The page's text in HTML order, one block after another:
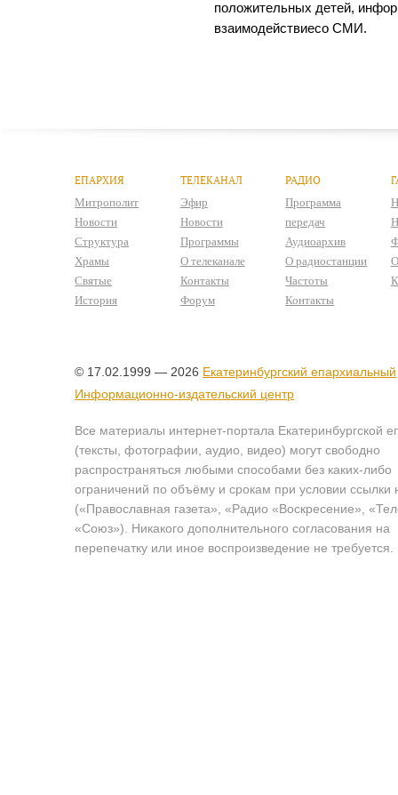
положительных детей,
взаимодействиесо СМИ.
ЕПАРХИЯ
Митрополит
Новости
Структура
Храмы
Святые
История
ТЕЛЕКАНАЛ
Эфир
Новости
Программы
О телеканале
Контакты
Форум
РАДИО
Программа
передач
Аудиоархив
О радиостанции
Частоты
Контакты
© 17.02.1999 — 2026 Екатеринбургский епархиальный
Информационно-издательский центр
Все материалы интернет-портала Екатеринбургской
(тексты, фотографии, аудио, видео) могут свободно
распространяться любыми способами без каких-либо
ограничений по объёму и срокам при условии ссылки
(«Православная газета», «Радио «Воскресение»,
«Союз»). Никакого дополнительного согласования на
перепечатку или иное воспроизведение не требуется.